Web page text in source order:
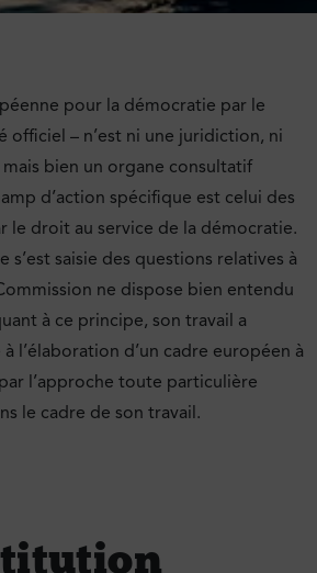
pour la démocratie par le
officiel – n’est ni une juridiction, ni
bien un organe consultatif
d’action spécifique est celui des
le droit au service de la démocratie.
s’est saisie des questions relatives à
ne dispose bien entendu
à ce principe, son travail a
l’élaboration d’un cadre européen à
l’approche toute particulière
le cadre de son travail.